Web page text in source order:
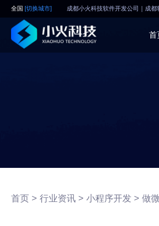
全国 [切换城市] 成都小火科技软件开发公司｜成都
首
首页 > 行业资讯 > 小程序开发 > 做